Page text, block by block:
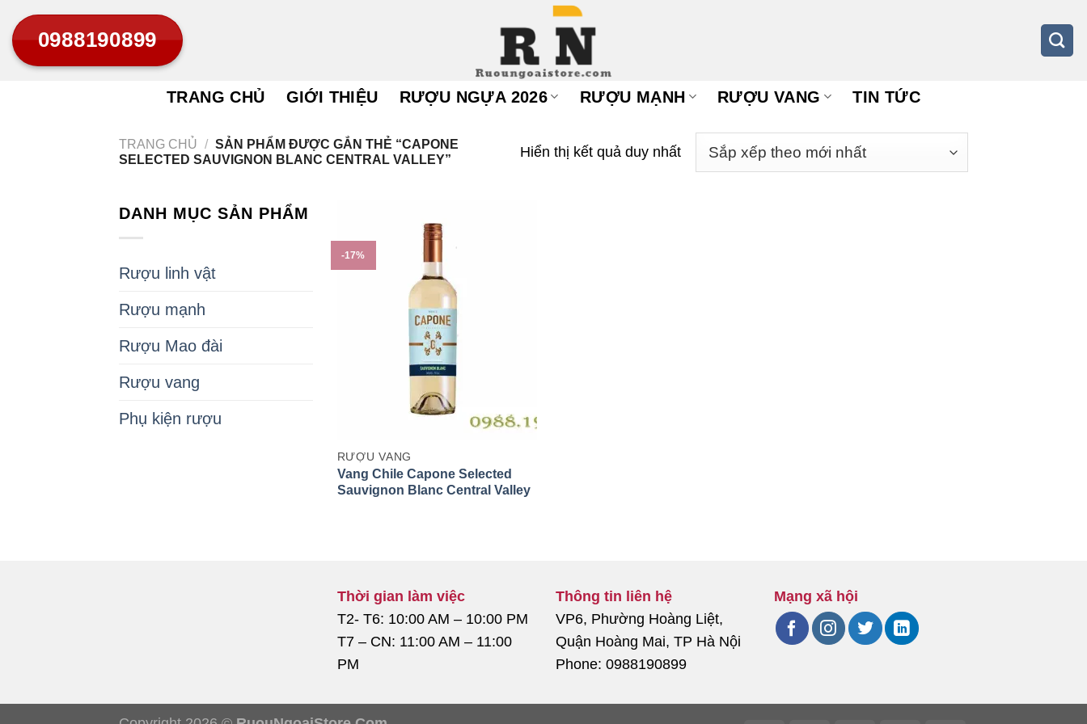
qua
nội
0988190899
TRANG CHỦ GIỚI THIỆU RƯỢU NGỰA 2026 RƯỢU MẠNH RƯỢU VANG TIN TỨC
TRANG CHỦ / SẢN PHẨM ĐƯỢC GẮN THẺ “CAPONE
SELECTED SAUVIGNON BLANC CENTRAL VALLEY”
Hiển thị kết quả duy nhất
DANH MỤC SẢN PHẨM
Rượu linh vật
Rượu mạnh
Rượu Mao đài
Rượu vang
Phụ kiện rượu
-17%
RƯỢU VANG
Vang Chile Capone Selected
Sauvignon Blanc Central Valley
Thời gian làm việc
T2- T6: 10:00 AM – 10:00 PM
T7 – CN: 11:00 AM – 11:00
PM
Thông tin liên hệ
VP6, Phường Hoàng Liệt,
Quận Hoàng Mai, TP Hà Nội
Phone: 0988190899
Mạng xã hội